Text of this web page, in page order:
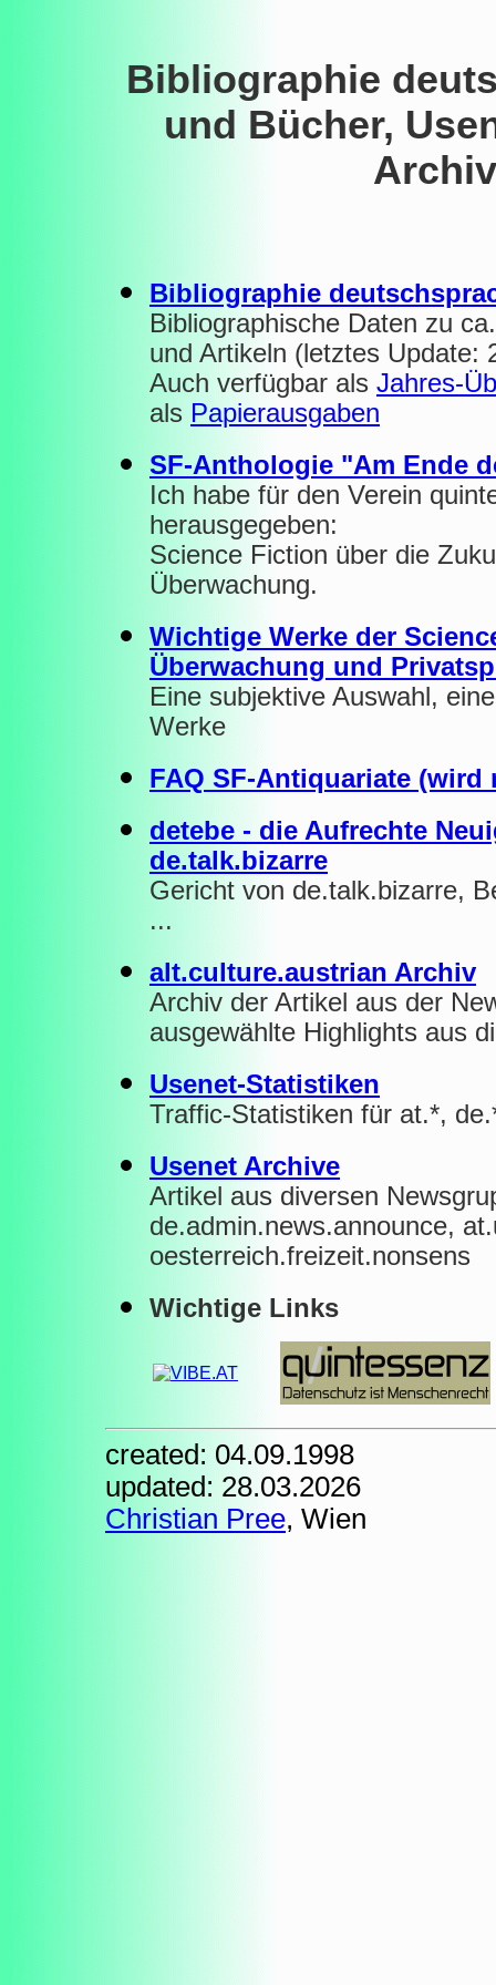
Bibliographie
und Bücher,
Bibliographie
Bibliographische Daten zu
und Artikeln (letztes Update:
Auch verfügbar als Jahres-
als Papierausgaben
SF-Anthologie "Am Ende
Ich habe für den Verein
herausgegeben:
Science Fiction über die
Überwachung.
Wichtige Werke der
Überwachung und
Eine subjektive Auswahl,
Werke
FAQ SF-Antiquariate
detebe - die Aufrechte
de.talk.bizarre
Gericht von de.talk.bizarre,
...
alt.culture.austrian Archiv
Archiv der Artikel aus der
ausgewählte Highlights aus
Usenet-Statistiken
Traffic-Statistiken für at.*,
Usenet Archive
Artikel aus diversen
de.admin.news.announce,
oesterreich.freizeit.nonsens
Wichtige Links
created: 04.09.1998
updated: 28.03.2026
Christian Pree, Wien